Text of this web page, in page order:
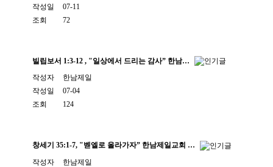
작성일
07-11
조회
72
빌립보서 1:3-12 , "일상에서 드리는 감사” 한남…
작성자
한남제일
작성일
07-04
조회
124
창세기 35:1-7, "벧엘로 올라가자” 한남제일교회 …
작성자
한남제일